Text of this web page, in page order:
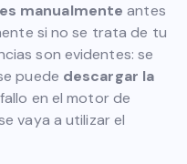
manualmente antes
si no se trata de tu
son evidentes: se
puede descargar la
en el motor de
vaya a utilizar el